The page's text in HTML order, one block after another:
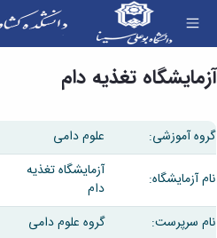
آزمایشگاه تغذیه دام
گروه آموزشی:
علوم دامی
نام آزمایشگاه:
آزمایشگاه تغذيه
دام
نام سرپرست:
گروه علوم دامی